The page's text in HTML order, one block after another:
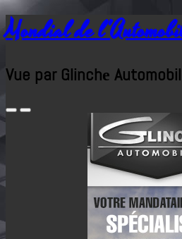
Mondial de
Vue par Glinchе